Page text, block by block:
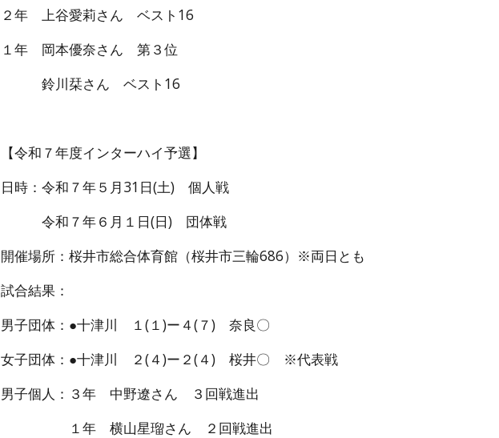
２年 上谷愛莉さん ベスト16
１年 岡本優奈さん 第３位
鈴川栞さん ベスト16
【令和７年度インターハイ予選】
日時：令和７年５月31日(土) 個人戦
令和７年６月１日(日) 団体戦
開催場所：桜井市総合体育館（桜井市三輪686）※両日とも
試合結果：
男子団体：●十津川 １(１)ー４(７) 奈良〇
女子団体：●十津川 ２(４)ー２(４) 桜井〇 ※代表戦
男子個人：３年 中野遼さん ３回戦進出
１年 横山星瑠さん ２回戦進出